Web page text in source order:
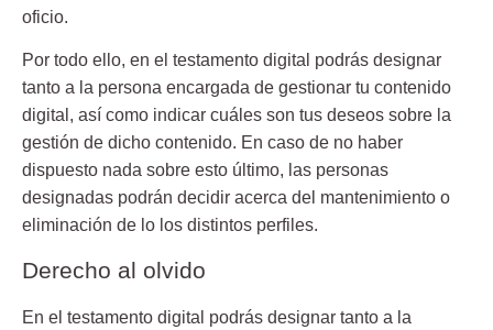
oficio.
Por todo ello, en el testamento digital podrás designar
tanto a la persona encargada de gestionar tu contenido
digital, así como indicar cuáles son tus deseos sobre la
gestión de dicho contenido. En caso de no haber
dispuesto nada sobre esto último, las personas
designadas podrán decidir acerca del mantenimiento o
eliminación de lo los distintos perfiles.
Derecho al olvido
En el testamento digital podrás designar tanto a la